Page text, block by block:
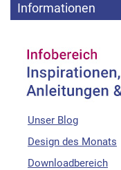
Informationen
Unser Blog
Design des Monats
Downloadbereich